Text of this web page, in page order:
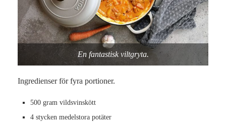
En fantastisk viltgryta.
Ingredienser för fyra portioner.
500 gram vildsvinskött
4 stycken medelstora potäter